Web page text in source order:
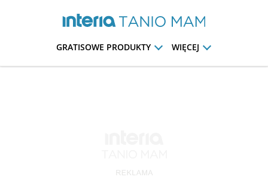
GRATISOWE PRODUKTY WIĘCEJ